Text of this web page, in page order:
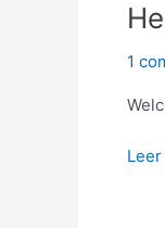
1
Hello
Leer